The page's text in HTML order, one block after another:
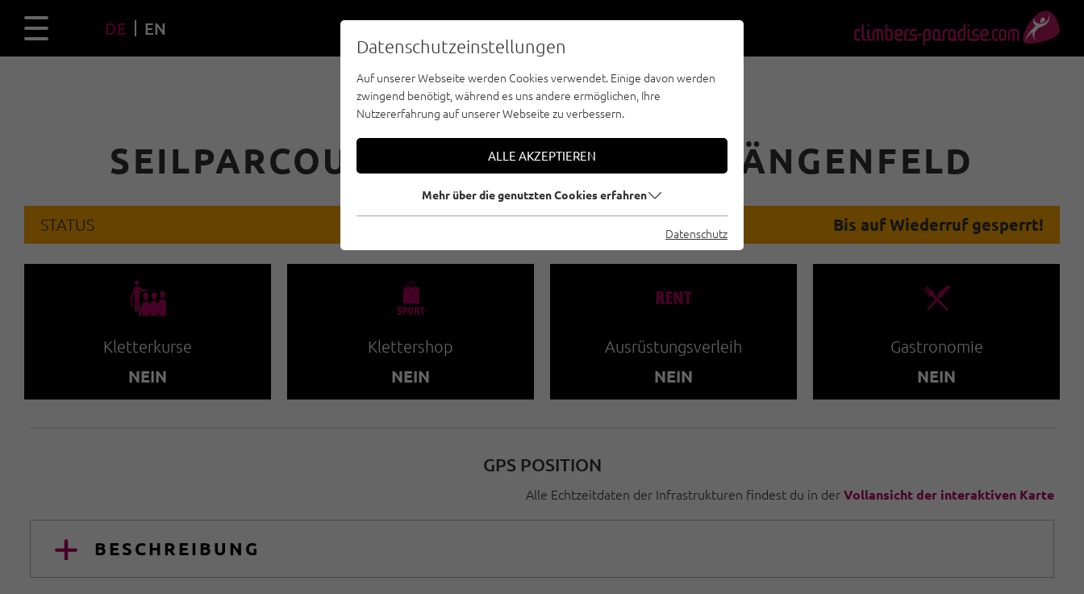
DE EN
SEILPARCOUR UND FLYING FOX LÄNGENFELD
STATUS Bis auf Wiederruf gesperrt!
🐡
Kletterkurse
NEIN
🧀
Klettershop
NEIN
🐔
Ausrüstungsverleih
NEIN
🌆
Gastronomie
NEIN
GPS POSITION
Alle Echtzeitdaten der Infrastrukturen findest du in derVollansicht der interaktiven Karte
BESCHREIBUNG
Datenschutzeinstellungen
Auf unserer Webseite werden Cookies verwendet. Einige davon werden
zwingend benötigt, während es uns andere ermöglichen, Ihre
Nutzererfahrung auf unserer Webseite zu verbessern.
ALLE AKZEPTIEREN
Mehr über die genutzten Cookies erfahren
Datenschutz